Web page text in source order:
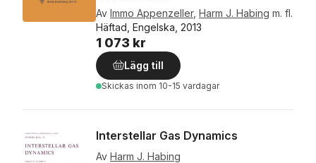
Av Immo Appenzeller, Harm J. Habing m. fl.
Häftad, Engelska, 2013
1 073 kr
Lägg till
Skickas inom 10-15 vardagar
Interstellar Gas Dynamics
Av Harm J. Habing